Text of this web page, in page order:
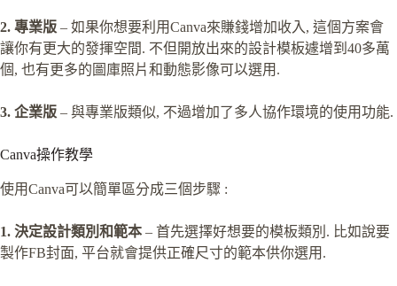
2. 專業版 – 如果你想要利用Canva來賺錢增加收入, 這個方案會
讓你有更大的發揮空間. 不但開放出來的設計模板遽增到40多萬
個, 也有更多的圖庫照片和動態影像可以選用.
3. 企業版 – 與專業版類似, 不過增加了多人協作環境的使用功能.
Canva操作教學
使用Canva可以簡單區分成三個步驟 :
1. 決定設計類別和範本 – 首先選擇好想要的模板類別. 比如說要
製作FB封面, 平台就會提供正確尺寸的範本供你選用.